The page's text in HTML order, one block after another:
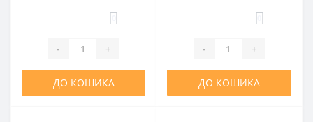
- +
ДО КОШИКА
- +
ДО КОШИКА